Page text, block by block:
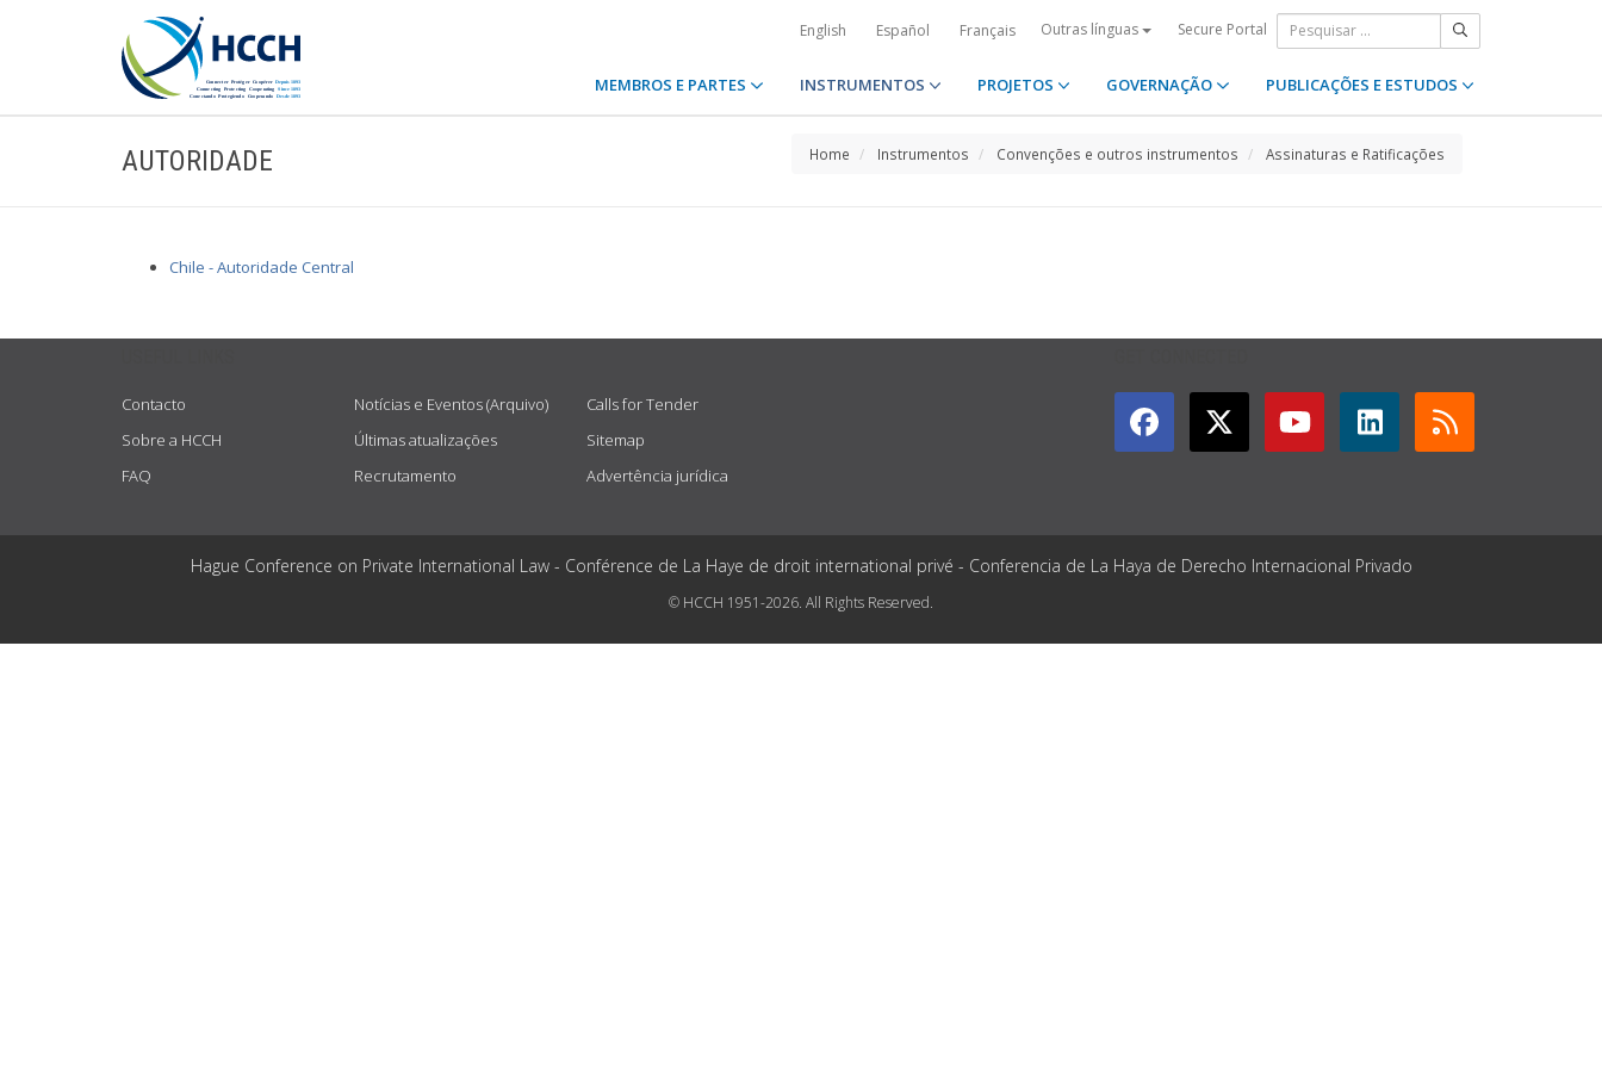
English Español Français Outras línguas Secure Portal
MEMBROS E PARTES INSTRUMENTOS PROJETOS GOVERNAÇÃO PUBLICAÇÕES E ESTUDOS
AUTORIDADE Home Instrumentos Convenções e outros instrumentos Assinaturas e Ratificações
Chile - Autoridade Central
Contacto
Sobre a HCCH
FAQ
Notícias e Eventos (Arquivo)
Últimas atualizações
Recrutamento
Calls for Tender
Sitemap
Advertência jurídica
Hague Conference on Private International Law - Conférence de La Haye de droit international privé - Conferencia de La Haya de Derecho Internacional Privado
© HCCH 1951-2026. All Rights Reserved.